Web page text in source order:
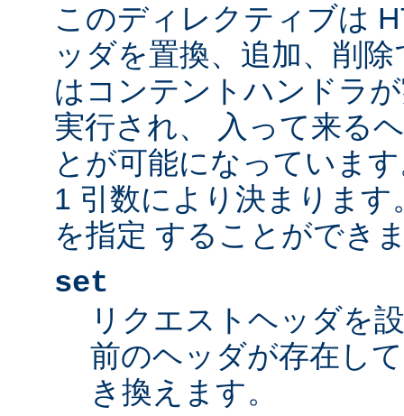
このディレクティブは
ッダを置換、追加、削
はコンテントハンドラ
実行され、 入って来る
とが可能になっていま
1 引数により決まりま
を指定 することができ
set
リクエストヘッダを
前のヘッダが存在し
き換えます。